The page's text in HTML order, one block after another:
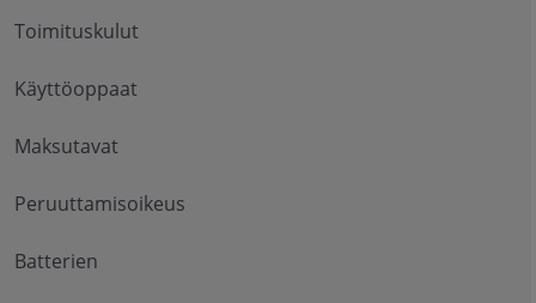
Toimituskulut
Käyttöoppaat
Maksutavat
Peruuttamisoikeus
Batterien